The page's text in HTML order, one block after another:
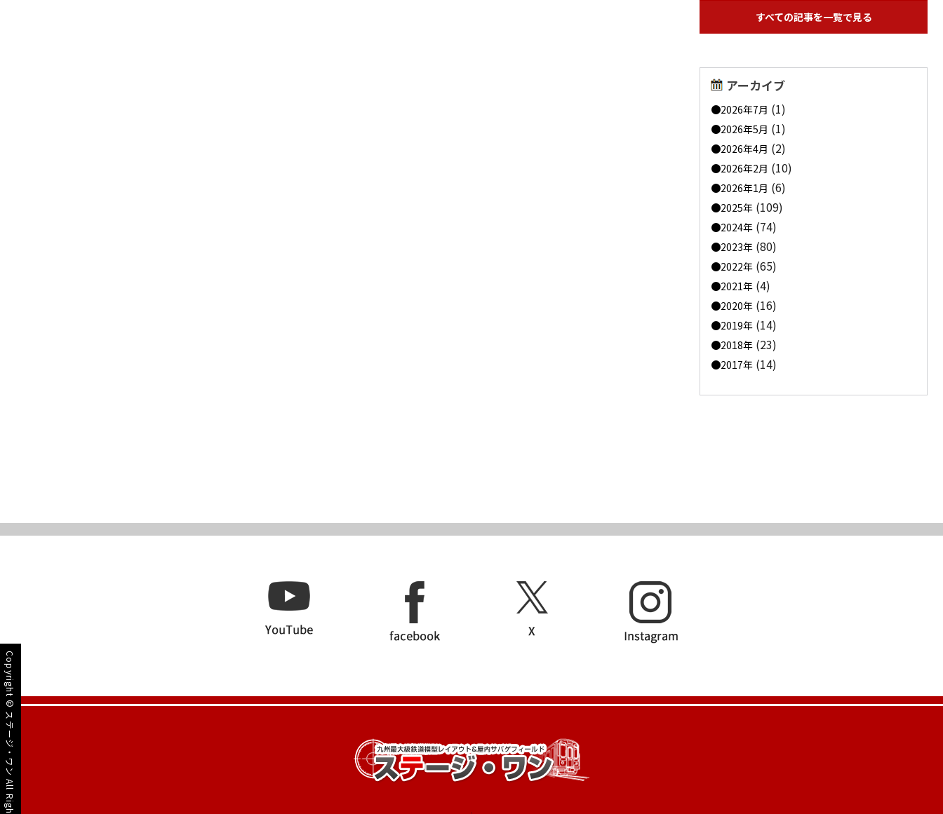
すべての記事を一覧で見る
アーカイブ
2026年7月 (1)
2026年5月 (1)
2026年4月 (2)
2026年2月 (10)
2026年1月 (6)
2025年 (109)
2024年 (74)
2023年 (80)
2022年 (65)
2021年 (4)
2020年 (16)
2019年 (14)
2018年 (23)
2017年 (14)
Copyright ©
ステージ・ワン